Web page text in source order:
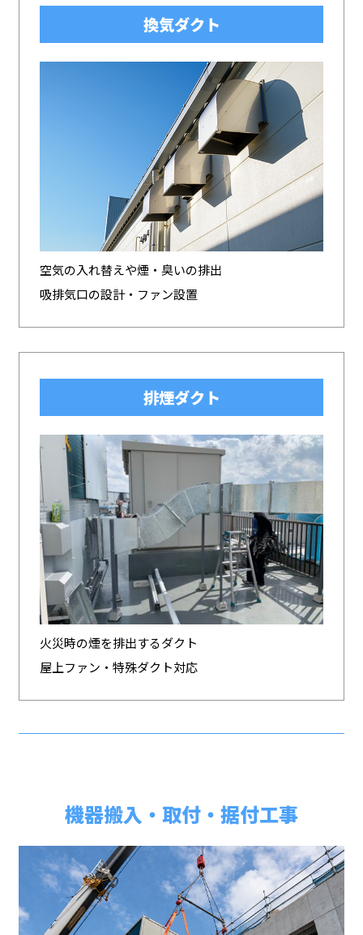
換気ダクト
空気の入れ替えや煙・臭いの排出
吸排気口の設計・ファン設置
排煙ダクト
火災時の煙を排出するダクト
屋上ファン・特殊ダクト対応
機器搬入・取付・据付工事